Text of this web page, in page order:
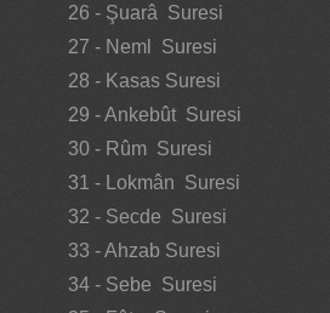
26 - Şuarâ Suresi
27 - Neml Suresi
28 - Kasas Suresi
29 - Ankebût Suresi
30 - Rûm Suresi
31 - Lokmân Suresi
32 - Secde Suresi
33 - Ahzab Suresi
34 - Sebe Suresi